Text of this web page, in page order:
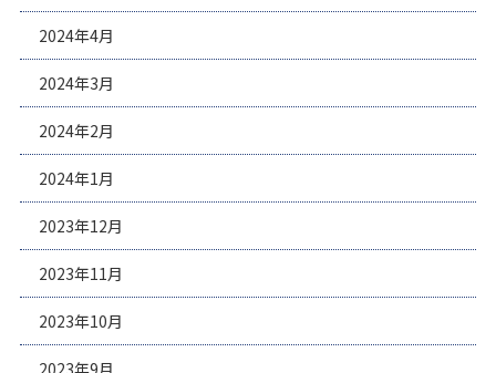
2024年4月
2024年3月
2024年2月
2024年1月
2023年12月
2023年11月
2023年10月
2023年9月